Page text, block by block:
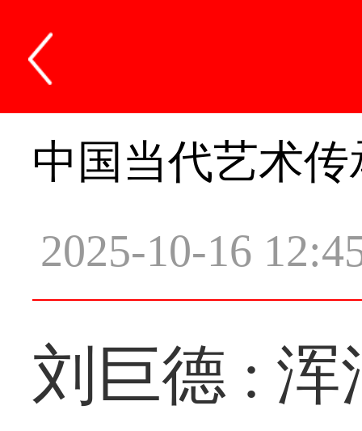
中国当代艺术
2025-10-16
刘巨德 :